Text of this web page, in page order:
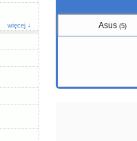
więcej ↓ Asus (5)